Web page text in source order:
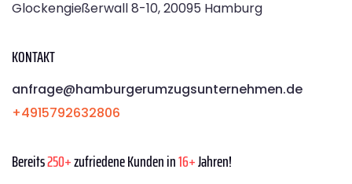
Glockengießerwall 8-10, 20095 Hamburg
KONTAKT
anfrage@hamburgerumzugsunternehmen.de
+4915792632806
Bereits250+zufriedene Kunden in16+Jahren!